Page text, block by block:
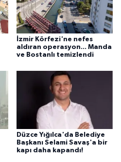
İzmir Körfezi'ne nefes
aldıran operasyon... Manda
ve Bostanlı temizlendi
Düzce Yığılca'da Belediye
Başkanı Selami Savaş'a bir
kapı daha kapandı!